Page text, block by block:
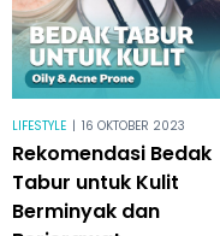
LIFESTYLE | 16 OKTOBER 2023
Rekomendasi Bedak
Tabur untuk Kulit
Berminyak dan